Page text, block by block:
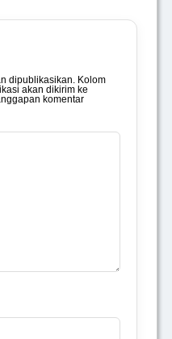
dipublikasikan. Kolom
akan dikirim ke
komentar